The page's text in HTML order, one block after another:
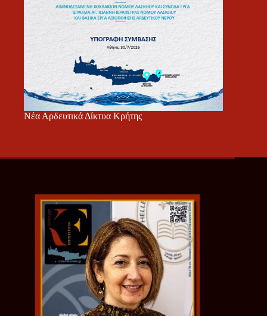
Νέα Αρδευτικά Δίκτυα Κρήτης